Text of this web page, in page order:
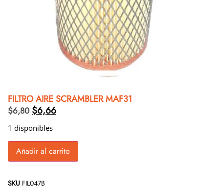
FILTRO AIRE SCRAMBLER MAF31
$6,80 $6,66
1 disponibles
Añadir al carrito
SKU FIL047B